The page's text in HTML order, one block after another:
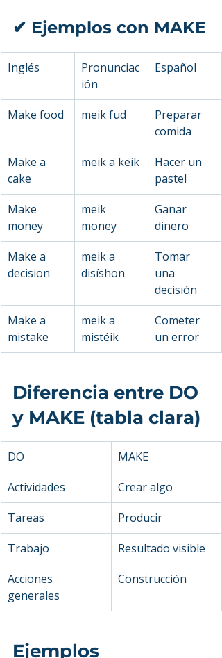
✔ Ejemplos con MAKE
Inglés
Pronunciac
ión
Español
Make food meik fud
Preparar
comida
Make a
cake
meik a keik
Hacer un
pastel
Make
money
meik
money
Ganar
dinero
Make a
decision
meik a
disíshon
Tomar
una
decisión
Make a
mistake
meik a
mistéik
Cometer
un error
Diferencia entre DO
y MAKE (tabla clara)
DO
MAKE
Actividades
Crear algo
Tareas
Producir
Trabajo
Resultado visible
Acciones
generales
Construcción
Ejemplos